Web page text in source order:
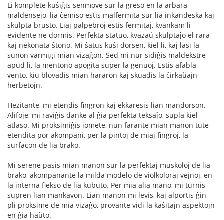
Li komplete kuŝiĝis senmove sur la greso en la arbara
maldensejo, lia ĉemiso estis malfermita sur lia inkandeska kaj
skulpta brusto. Liaj palpebroj estis fermitaj, kvankam li
evidente ne dormis. Perfekta statuo, kvazaŭ skulptaĵo el rara
kaj nekonata ŝtono. Mi ŝatus kuŝi dorsen, kiel li, kaj lasi la
sunon varmigi mian vizaĝon. Sed mi nur sidiĝis maldekstre
apud li, la mentono apogita super la genuoj. Estis afabla
vento, kiu blovadis mian hararon kaj skuadis la ĉirkaŭajn
herbetojn.
Hezitante, mi etendis fingron kaj ekkaresis lian mandorson.
Alifoje, mi raviĝis danke al ĝia perfekta teksaĵo, supla kiel
atlaso. Mi proksimiĝis iomete, nun farante mian manon tute
etendita por akompani, per la pintoj de miaj fingroj, la
surfacon de lia brako.
Mi serene pasis mian manon sur la perfektaj muskoloj de lia
brako, akompanante la milda modelo de violkoloraj vejnoj, en
la interna flekso de lia kubuto. Per mia alia mano, mi turnis
supren lian mankavon. Lian manon mi levis, kaj alportis ĝin
pli proksime de mia vizaĝo, provante vidi la kaŝitajn aspektojn
en ĝia haŭto.